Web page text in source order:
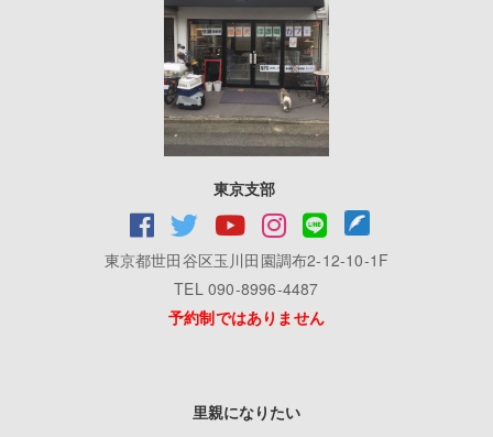
東京支部
東京都世田谷区玉川田園調布2-12-10-1F
TEL 090-8996-4487
予約制ではありません
里親になりたい